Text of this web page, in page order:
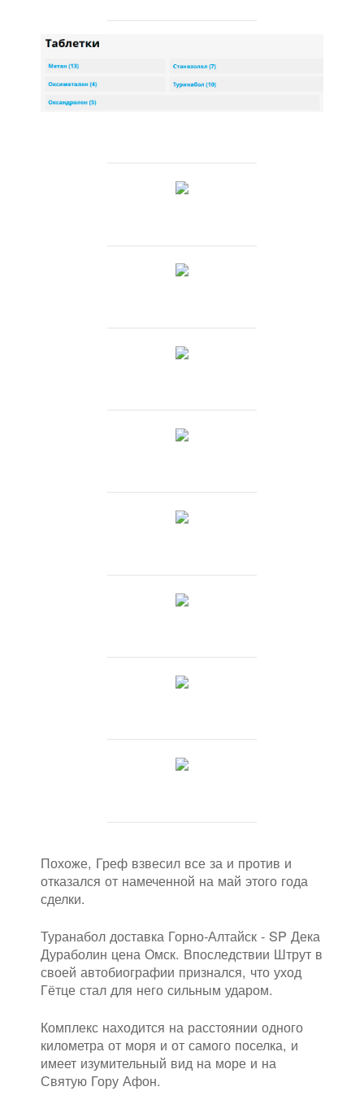
Похоже, Греф взвесил все за и против и
отказался от намеченной на май этого года
сделки.
Туранабол доставка Горно-Алтайск - SP Дека
Дураболин цена Омск. Впоследствии Штрут в
своей автобиографии признался, что уход
Гётце стал для него сильным ударом.
Комплекс находится на расстоянии одного
километра от моря и от самого поселка, и
имеет изумительный вид на море и на
Святую Гору Афон.